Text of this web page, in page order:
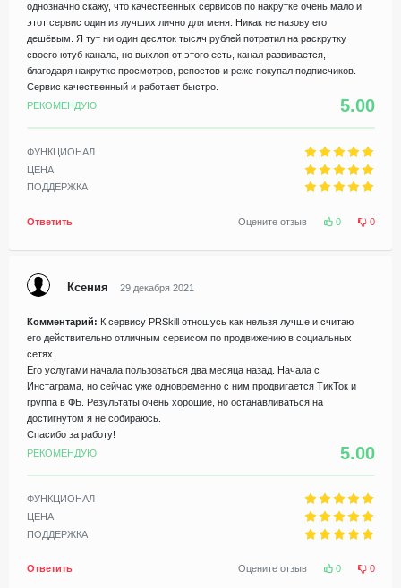
однозначно скажу, что качественных сервисов по накрутке очень мало и
этот сервис один из лучших лично для меня. Никак не назову его
дешёвым. Я тут ни один десяток тысяч рублей потратил на раскрутку
своего ютуб канала, но выхлоп от этого есть, канал развивается,
благодаря накрутке просмотров, репостов и реже покупал подписчиков.
Сервис качественный и работает быстро.
РЕКОМЕНДУЮ
5.00
ФУНКЦИОНАЛ
ЦЕНА
ПОДДЕРЖКА
Ответить Оцените отзыв 0 0
Ксения 29 декабря 2021
Комментарий: К сервису PRSkill отношусь как нельзя лучше и считаю
его действительно отличным сервисом по продвижению в социальных
сетях.
Его услугами начала пользоваться два месяца назад. Начала с
Инстаграма, но сейчас уже одновременно с ним продвигается ТикТок и
группа в ФБ. Результаты очень хорошие, но останавливаться на
достигнутом я не собираюсь.
Спасибо за работу!
РЕКОМЕНДУЮ
5.00
ФУНКЦИОНАЛ
ЦЕНА
ПОДДЕРЖКА
Ответить Оцените отзыв 0 0